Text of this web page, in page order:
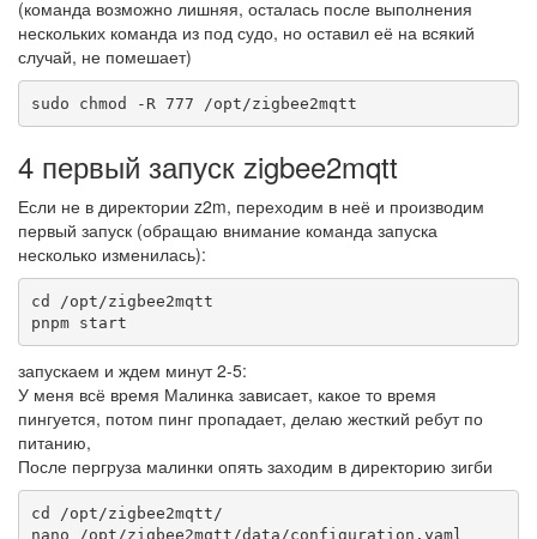
(команда возможно лишняя, осталась после выполнения
нескольких команда из под судо, но оставил её на всякий
случай, не помешает)
sudo chmod -R 777 /opt/zigbee2mqtt
4 первый запуск zigbee2mqtt
Если не в директории z2m, переходим в неё и производим
первый запуск (обращаю внимание команда запуска
несколько изменилась):
cd /opt/zigbee2mqtt
pnpm start
запускаем и ждем минут 2-5:
У меня всё время Малинка зависает, какое то время
пингуется, потом пинг пропадает, делаю жесткий ребут по
питанию,
После пергруза малинки опять заходим в директорию зигби
cd /opt/zigbee2mqtt/
nano /opt/zigbee2mqtt/data/configuration.yaml